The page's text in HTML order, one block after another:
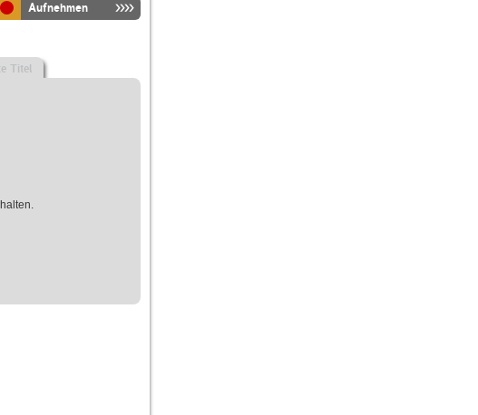
Aufnehmen
Titel